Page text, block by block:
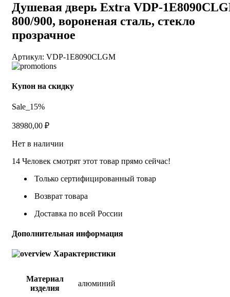
Душевая дверь Extra VDP-
800/900, вороненая сталь, стекло
прозрачное
Артикул: VDP-1E8090CLGM
Купон на скидку
Sale_15%
38980,00 ₽
Нет в наличии
14 Человек смотрят этот товар прямо сейчас!
Только сертифицированный товар
Возврат товара
Доставка по всей России
Дополнительная информация
Характеристики
Материал
изделия
алюминий